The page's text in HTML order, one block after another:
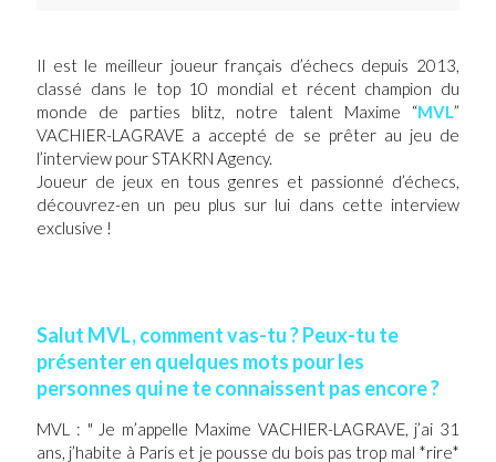
Il est le meilleur joueur français d’échecs depuis 2013,
classé dans le top 10 mondial et récent champion du
monde de parties blitz, notre talent Maxime “MVL”
VACHIER-LAGRAVE a accepté de se prêter au jeu de
l’interview pour STAKRN Agency.
Joueur de jeux en tous genres et passionné d’échecs,
découvrez-en un peu plus sur lui dans cette interview
exclusive !
Salut MVL, comment vas-tu ? Peux-tu te
présenter en quelques mots pour les
personnes qui ne te connaissent pas encore ?
MVL : " Je m’appelle Maxime VACHIER-LAGRAVE, j’ai 31
ans, j’habite à Paris et je pousse du bois pas trop mal *rire*